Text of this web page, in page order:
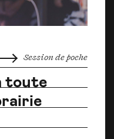
Session de poche
toute